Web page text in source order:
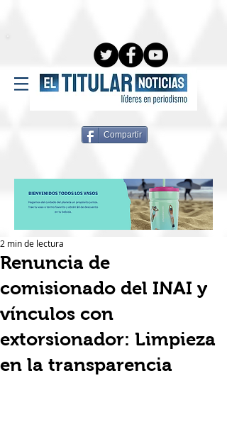
Compartir
Renuncia de
comisionado del INAI y
vínculos con
extorsionador: Limpieza
en la transparencia
2 min de lectura